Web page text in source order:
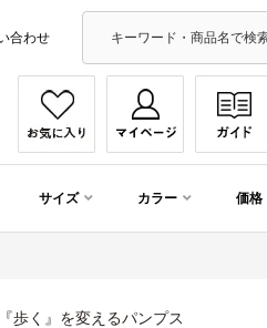
合わせ
サイズ カラー 価格
『歩く』を変えるパンプス